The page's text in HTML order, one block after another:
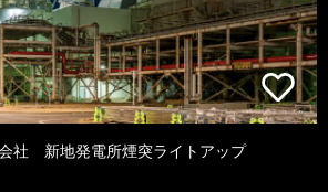
社 新地発電所煙突ライトアップ